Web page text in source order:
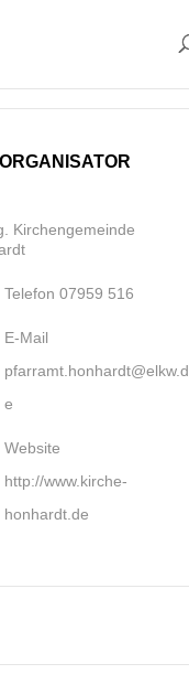
ORGANISATOR
Kirchengemeinde
Telefon 07959 516
E-Mail
pfarramt.honhardt@elkw.d
e
Website
http://www.kirche-
honhardt.de